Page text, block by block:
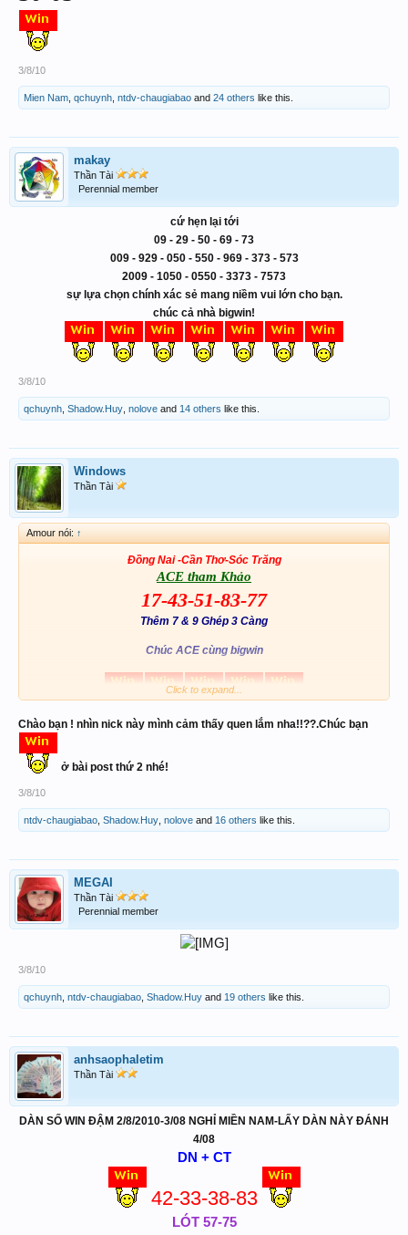
3/8/10
Mien Nam qchuynh ntdv-chaugiabao and 24 others like this.
makay
Thần Tài
Perennial member
cứ hẹn lại tới
09 - 29 - 50 - 69 - 73
009 - 929 - 050 - 550 - 969 - 373 - 573
2009 - 1050 - 0550 - 3373 - 7573
sự lựa chọn chính xác sẻ mang niềm vui lớn cho bạn.
chúc cả nhà bigwin!
3/8/10
qchuynh Shadow.Huy nolove and 14 others like this.
Windows
Thần Tài
Amour nói: ↑
Đồng Nai -Cần Thơ-Sóc Trăng
ACE tham Khảo
17-43-51-83-77
Thêm 7 & 9 Ghép 3 Càng
Chúc ACE cùng bigwin
Click to expand...
Chào bạn ! nhìn nick này mình cảm thấy quen lắm nha!!??.Chúc bạn
ở bài post thứ 2 nhé!
3/8/10
ntdv-chaugiabao Shadow.Huy nolove and 16 others like this.
MEGAI
Thần Tài
Perennial member
3/8/10
qchuynh ntdv-chaugiabao Shadow.Huy and 19 others like this.
anhsaophaletim
Thần Tài
DÀN SỐ WIN ĐẬM 2/8/2010-3/08 NGHỈ MIỀN NAM-LẤY DÀN NÀY ĐÁNH
4/08
DN + CT
42-33-38-83
LÓT 57-75